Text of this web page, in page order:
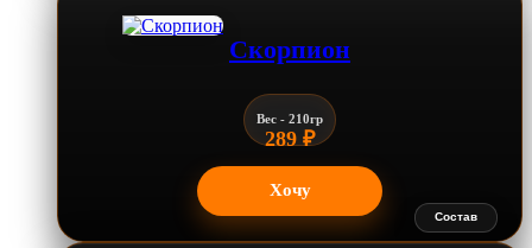
Состав
Скорпион
Вес - 210гр
289 ₽
Хочу